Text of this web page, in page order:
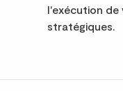
l'exécution de
stratégiques.